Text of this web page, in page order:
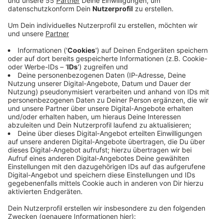
Anzeige
Das Monheimer Tor soll nach allen Seiten hin offener
und einladender gestaltet werden. Es soll zu drei
fünfstöckigen Gebäuden erweitert werden. Außerdem
soll auch der Verkehr hinter dem Center Zugang zum
Parkdeck bekommen. Zuerst ziehen dazu jetzt die
Händler im vorderen Bereich aus dem Monheimer Tor
aus. Ab April 2023 soll das Einkaufszentrum dann
komplett dicht machen, inklusive des großen Edeka-
Marktes. So soll aber auch bei der Bauzeit gespart
werden. Doch schon in den kommenden Tagen kommt
es zu ersten Einschränkungen: Kommendes
Wochenende (10.09.) kommt es zu Einschränkungen im
Verkehr rund um und zu einer Schließung
des Parkdecks auf dem Monheimer Tor.